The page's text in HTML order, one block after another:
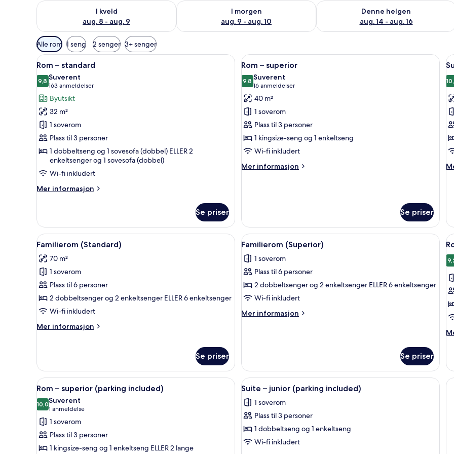
I kveld
aug. 8 - aug. 9
Sjekk tilgjengelighet for i kveld, aug. 8 - aug. 9
I morgen
aug. 9 - aug. 10
Sjekk tilgjengelighet for i morgen, aug. 9 - aug. 10
Denne helgen
aug. 14 - aug. 16
Sjekk tilgjengelighet for denne helgen,
Tilgjengelige
filtre
for
rom
Alle rom 1 seng 2 senger 3+ senger
Åpne
alle
bildene
av
Rom
–
standard
Rom – standard | Sengetøy av topp kvalitet, minibar, safe på rommet og skrivebord
9
Rom – standard
9,89,8 av 10
Suverent
163 anmeldelser
(163
anmeldelser)
Byutsikt
32 m²
1 soverom
Plass til 3 personer
1 dobbeltseng og 1 sovesofa (dobbel) ELLER 2
enkeltsenger og 1 sovesofa (dobbel)
Wi-fi inkludert
Mer informasjon
Mer
–
standard
Se priser
Åpne
alle
bildene
av
Rom
–
superior
Rom – superior | Sengetøy av topp
9
Rom – superior
9,89,8 av 10
Suverent
16 anmeldelser
(16
anmeldelser)
40 m²
1 soverom
Plass til 3 personer
1 kingsize-seng og 1 enkeltseng
Wi-fi inkludert
Mer informasjon
Mer
Se priser
–
Åpne
alle
bildene
av
Familierom
(Standard)
Sengetøy av topp kvalitet, minibar, safe på rommet og skrivebord
4
Familierom (Standard)
70 m²
1 soverom
Plass til 6 personer
2 dobbeltsenger og 2 enkeltsenger ELLER 6 enkeltsenger
Wi-fi inkludert
Mer informasjon
Mer
Se priser
Åpne
alle
bildene
av
Familierom
(Superior)
Sengetøy av topp kvalitet, minibar,
3
Familierom (Superior)
1 soverom
Plass til 6 personer
2 dobbeltsenger og 2 enkeltsenger ELLER 6 enkeltsenger
Wi-fi inkludert
Mer informasjon
Mer
Se priser
–
–
Åpne
alle
bildene
av
Rom
–
Sengetøy av topp kvalitet, minibar, safe på rommet og skrivebord
3
Rom – superior (parking included)
10,010,0 av 10
Suverent
1 anmeldelse
(1
anmeldelse)
1 soverom
Plass til 3 personer
1 kingsize-seng og 1 enkeltseng ELLER 2 lange
Åpne
alle
bildene
av
Suite
–
Sengetøy av topp kvalitet, minibar,
3
Suite – junior (parking included)
1 soverom
Plass til 3 personer
1 dobbeltseng og 1 enkeltseng
Wi-fi inkludert